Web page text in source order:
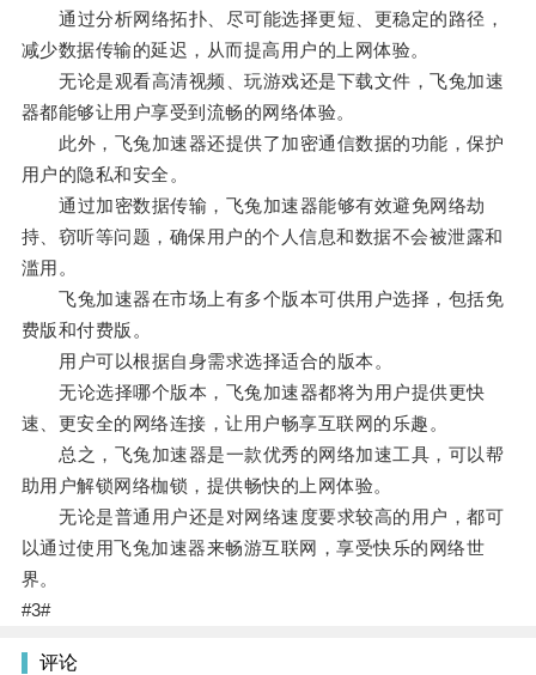
通过分析网络拓扑、尽可能选择更短、更稳定的路径，
减少数据传输的延迟，从而提高用户的上网体验。
无论是观看高清视频、玩游戏还是下载文件，飞兔加速
器都能够让用户享受到流畅的网络体验。
此外，飞兔加速器还提供了加密通信数据的功能，保护
用户的隐私和安全。
通过加密数据传输，飞兔加速器能够有效避免网络劫
持、窃听等问题，确保用户的个人信息和数据不会被泄露和
滥用。
飞兔加速器在市场上有多个版本可供用户选择，包括免
费版和付费版。
用户可以根据自身需求选择适合的版本。
无论选择哪个版本，飞兔加速器都将为用户提供更快
速、更安全的网络连接，让用户畅享互联网的乐趣。
总之，飞兔加速器是一款优秀的网络加速工具，可以帮
助用户解锁网络枷锁，提供畅快的上网体验。
无论是普通用户还是对网络速度要求较高的用户，都可
以通过使用飞兔加速器来畅游互联网，享受快乐的网络世
界。
#3#
评论